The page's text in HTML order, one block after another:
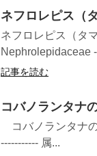
ネフロレピス（
ネフロレピス（タ
Nephrolepidaceae
記事を読む
コバノランタナ
コバノランタナ
----------- 属...